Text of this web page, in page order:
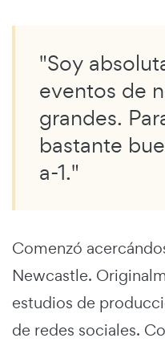
"Soy
eventos de
grandes.
bastante
a-1."
Comenzó
Newcastle.
estudios de
de redes sociales.